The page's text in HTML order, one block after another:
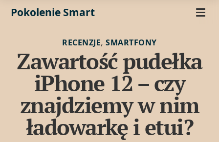
Pokolenie Smart
RECENZJE,SMARTFONY
Zawartość pudełka
iPhone 12 – czy
znajdziemy w nim
ładowarkę i etui?